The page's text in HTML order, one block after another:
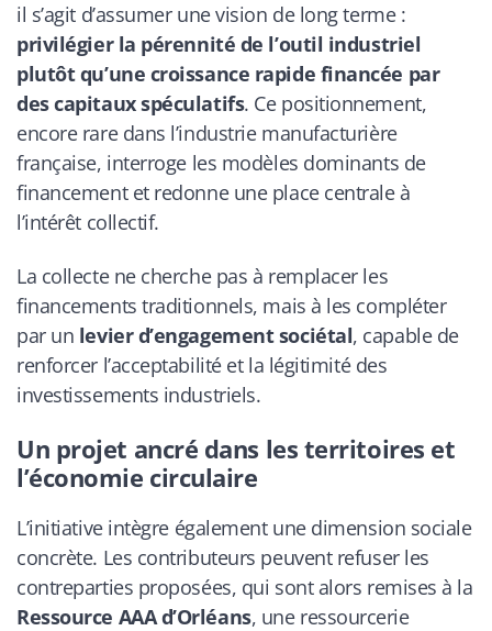
il s’agit d’assumer une vision de long terme :
privilégier la pérennité de l’outil industriel
plutôt qu’une croissance rapide financée par
des capitaux spéculatifs. Ce positionnement,
encore rare dans l’industrie manufacturière
française, interroge les modèles dominants de
financement et redonne une place centrale à
l’intérêt collectif.
La collecte ne cherche pas à remplacer les
financements traditionnels, mais à les compléter
par un levier d’engagement sociétal, capable de
renforcer l’acceptabilité et la légitimité des
investissements industriels.
Un projet ancré dans les territoires et
l’économie circulaire
L’initiative intègre également une dimension sociale
concrète. Les contributeurs peuvent refuser les
contreparties proposées, qui sont alors remises à la
Ressource AAA d’Orléans, une ressourcerie